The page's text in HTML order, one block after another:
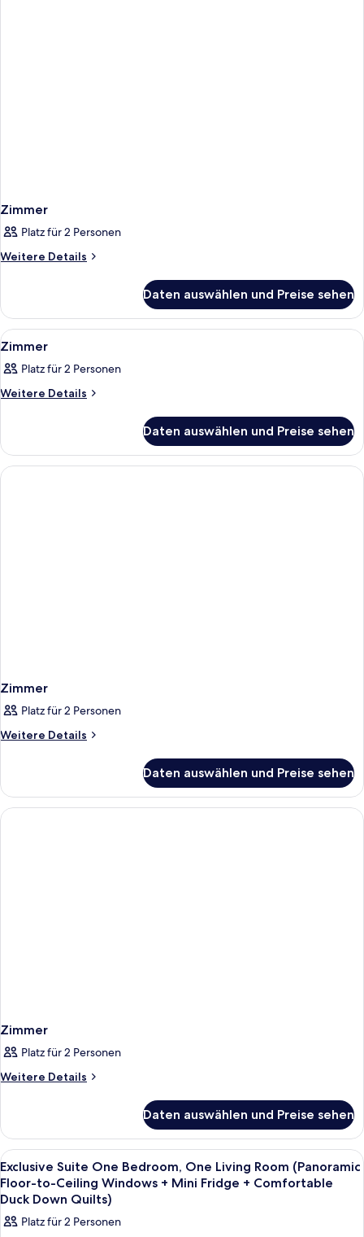
Zimmer
Platz für 2 Personen
Weitere Details
Weitere
Daten auswählen und Preise sehen
Alle
Fotos
für
Zimmer
Ein modernes Badezimmer mit
1
Zimmer
Platz für 2 Personen
Weitere Details
Weitere
Daten auswählen und Preise sehen
Zimmer
Platz für 2 Personen
Weitere Details
Weitere
Daten auswählen und Preise sehen
Zimmer
Platz für 2 Personen
Weitere Details
Weitere
Daten auswählen und Preise sehen
Alle
Fotos
für
Exclusive
Suite
Ein modernes Hotelzimmer mit
8
Exclusive Suite One Bedroom, One Living Room (Panoramic
Floor-to-Ceiling Windows + Mini Fridge + Comfortable
Duck Down Quilts)
Platz für 2 Personen